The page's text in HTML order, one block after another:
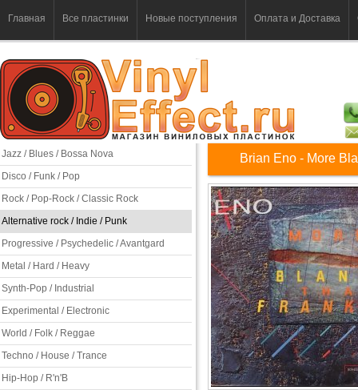
Главная Все пластинки Новые поступления Оплата и Доставка
Jazz / Blues / Bossa Nova
Disco / Funk / Pop
Rock / Pop-Rock / Classic Rock
Alternative rock / Indie / Punk
Progressive / Psychedelic / Avantgard
Metal / Hard / Heavy
Synth-Pop / Industrial
Experimental / Electronic
World / Folk / Reggae
Techno / House / Trance
Hip-Hop / R'n'B
Brian Eno - More